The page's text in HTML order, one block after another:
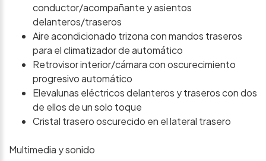
conductor/acompañante y asientos
delanteros/traseros
Aire acondicionado trizona con mandos traseros
para el climatizador de automático
Retrovisor interior/cámara con oscurecimiento
progresivo automático
Elevalunas eléctricos delanteros y traseros con dos
de ellos de un solo toque
Cristal trasero oscurecido en el lateral trasero
Multimedia y sonido